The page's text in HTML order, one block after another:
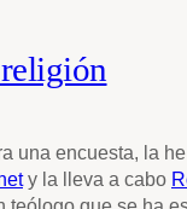
una encuesta, la
y la lleva a cabo